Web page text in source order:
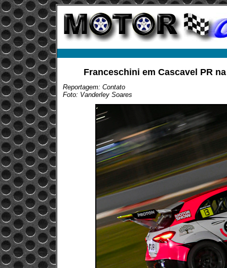
Franceschini em Cascavel PR
Reportagem: Contato
Foto: Vanderley Soares